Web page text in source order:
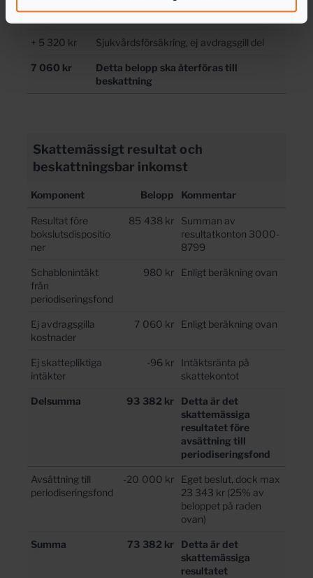
+ 5 320 kr Sjukvårdsförsäkring, ej avdragsgill del
7 060 kr
Detta belopp ska återföras till
beskattning
Skattemässigt resultat och
beskattningsbar inkomst
Komponent Belopp Kommentar
Resultat före
bokslutsdispositio
ner
85 438 kr
Summan av
resultatkonton 3000-
8799
Schablonintäkt
från
periodiseringsfond
980 kr Enligt beräkning ovan
Ej avdragsgilla
kostnader
7 060 kr Enligt beräkning ovan
Ej skattepliktiga
intäkter
-96 kr
Intäktsränta på
skattekontot
Delsumma 93 382 kr
Detta är det
skattemässiga
resultatet före
avsättning till
periodiseringsfond
Avsättning till
periodiseringsfond
-20 000 kr
Eget beslut, dock max
23 343 kr (25% av
beloppet på raden
ovan)
Summa 73 382 kr
Detta är det
skattemässiga
resultatet